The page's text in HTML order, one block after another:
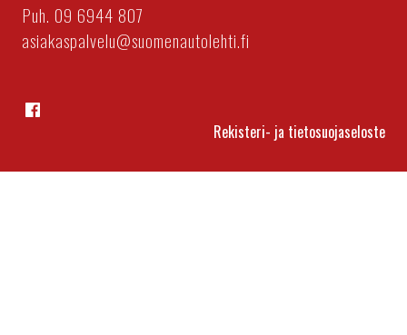
Puh. 09 6944 807
asiakaspalvelu@suomenautolehti.fi
Rekisteri- ja tietosuojaseloste